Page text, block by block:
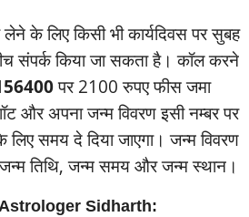
के लिए किसी भी कार्यदिवस पर सुबह
संपर्क किया जा सकता है। कॉल करने
पर 2100 रुपए फीस जमा
और अपना जन्‍म विवरण इसी नम्‍बर पर
समय दे दिया जाएगा। जन्‍म विवरण
जन्‍म तिथि, जन्‍म समय और जन्‍म स्‍थान।
Sidharth: